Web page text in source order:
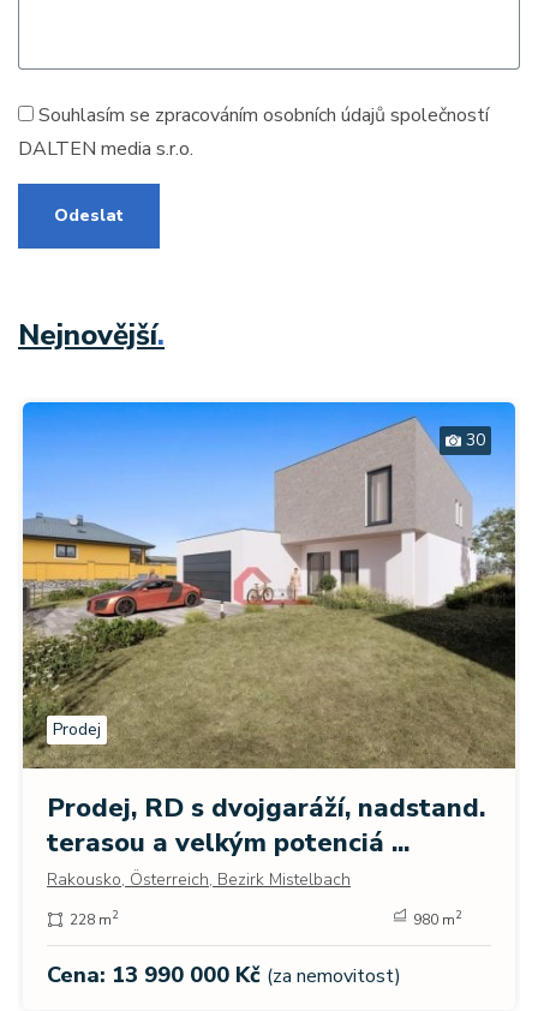
Souhlasím se zpracováním osobních údajů společností
DALTEN media s.r.o.
Odeslat
Nejnovější.
30
Prodej
Prodej, RD s dvojgaráží, nadstand.
terasou a velkým potenciá ...
Rakousko, Österreich, Bezirk Mistelbach
228 m2 980 m2
Cena: 13 990 000 Kč (za nemovitost)